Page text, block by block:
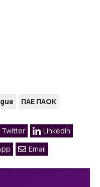
ΠΑΕ ΠΑΟΚ
Twitter
Linkedin
Email